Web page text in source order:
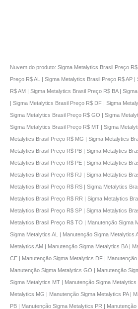
Nuvem do produto: Sigma Metalytics Brasil Preço
Preço R$ AL | Sigma Metalytics Brasil Preço R$ AP
R$ AM | Sigma Metalytics Brasil Preço R$ BA |
| Sigma Metalytics Brasil Preço R$ DF | Sigma
Sigma Metalytics Brasil Preço R$ GO | Sigma
Sigma Metalytics Brasil Preço R$ MT | Sigma
Metalytics Brasil Preço R$ MG | Sigma Metalytics
Metalytics Brasil Preço R$ PB | Sigma Metalytics
Metalytics Brasil Preço R$ PE | Sigma Metalytics
Metalytics Brasil Preço R$ RJ | Sigma Metalytics
Metalytics Brasil Preço R$ RS | Sigma Metalytics
Metalytics Brasil Preço R$ RR | Sigma Metalytics
Metalytics Brasil Preço R$ SP | Sigma Metalytics
Metalytics Brasil Preço R$ TO | Manutenção Sigma
Sigma Metalytics AL | Manutenção Sigma Metalytics
Metalytics AM | Manutenção Sigma Metalytics BA |
CE | Manutenção Sigma Metalytics DF |
Manutenção Sigma Metalytics GO | Manutenção
Sigma Metalytics MT | Manutenção Sigma
Metalytics MG | Manutenção Sigma Metalytics PA |
PB | Manutenção Sigma Metalytics PR |